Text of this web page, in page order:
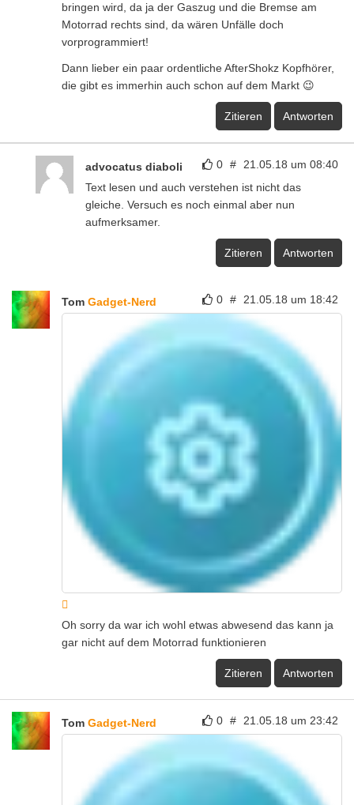
bringen wird, da ja der Gaszug und die Bremse am
Motorrad rechts sind, da wären Unfälle doch
vorprogrammiert!
Dann lieber ein paar ordentliche AfterShokz Kopfhörer,
die gibt es immerhin auch schon auf dem Markt 😉
Zitieren Antworten
0 # 21.05.18 um 08:40
advocatus diaboli
Text lesen und auch verstehen ist nicht das
gleiche. Versuch es noch einmal aber nun
aufmerksamer.
Zitieren Antworten
0 # 21.05.18 um 18:42
Tom Gadget-Nerd
Oh sorry da war ich wohl etwas abwesend das kann ja
gar nicht auf dem Motorrad funktionieren
Zitieren Antworten
0 # 21.05.18 um 23:42
Tom Gadget-Nerd